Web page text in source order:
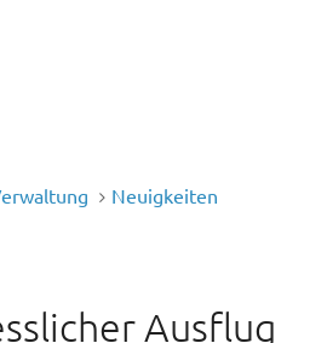
Neuigkeiten
Ausflug